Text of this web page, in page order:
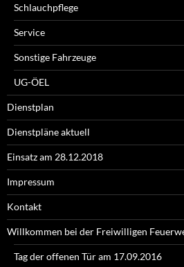
Schlauchpflege
Service
Sonstige Fahrzeuge
UG-ÖEL
Dienstplan
Dienstpläne aktuell
Einsatz am 28.12.2018
Impressum
Kontakt
Willkommen bei der Freiwilligen
Tag der offenen Tür am 17.09.2016